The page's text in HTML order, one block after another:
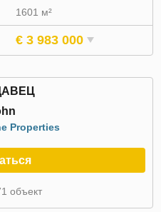
1601 м²
€ 3 983 000
Properties
объект